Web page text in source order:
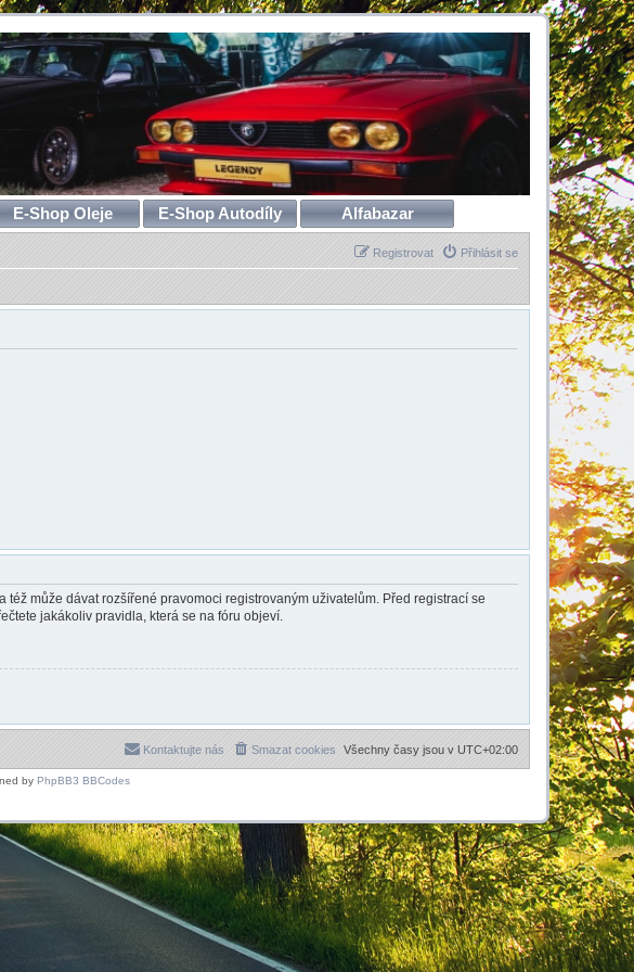
E-Shop Oleje E-Shop Autodíly Alfabazar
Přihlásit se
Registrovat
může dávat rozšířené pravomoci registrovaným uživatelům. Před registrací se
jakákoliv pravidla, která se na fóru objeví.
Všechny časy jsou v UTC+02:00
Smazat cookies
Kontaktujte nás
by PhpBB3 BBCodes